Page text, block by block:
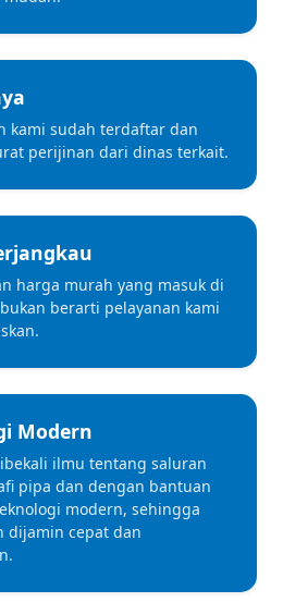
kami sudah terdaftar dan
perijinan dari dinas terkait.
harga murah yang masuk di
berarti pelayanan kami
Modern
ilmu tentang saluran
pipa dan dengan bantuan
modern, sehingga
dijamin cepat dan